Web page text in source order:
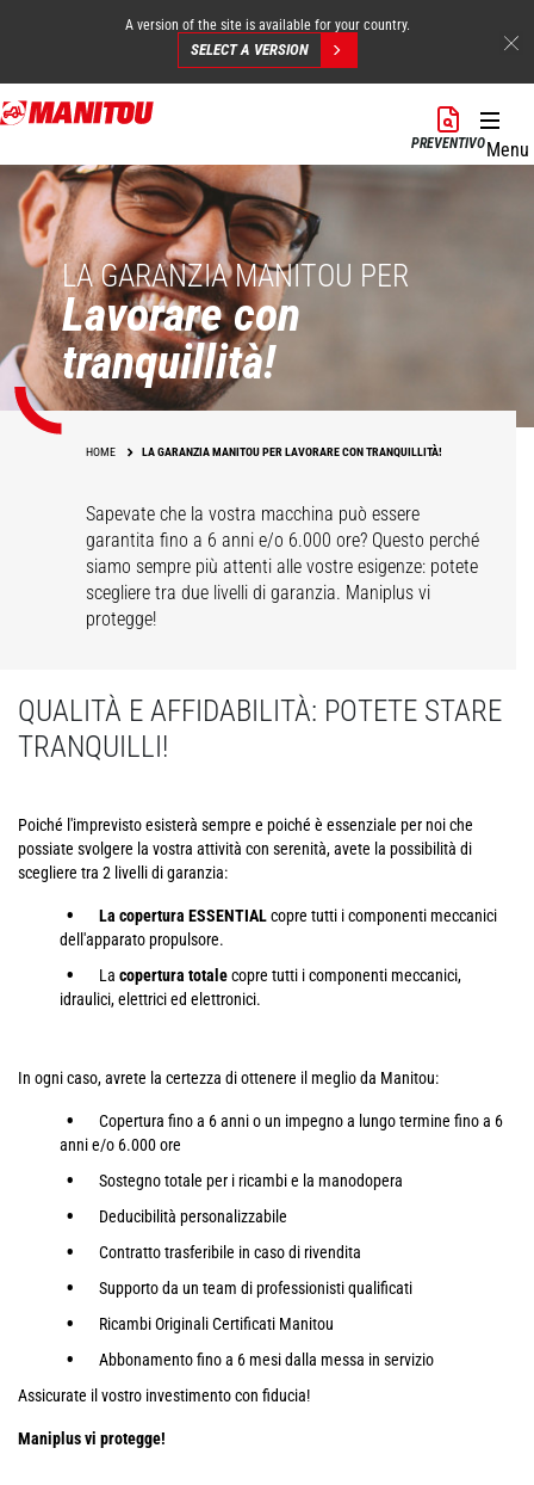
Salta
al
principale
A version of the site is available for your country.
SELECT A VERSION
PREVENTIVOMenu
LA GARANZIA MANITOU PER
Lavorare con
tranquillità!
HOME LA GARANZIA MANITOU PER LAVORARE CON TRANQUILLITÀ!
Sapevate che la vostra macchina può essere
garantita fino a 6 anni e/o 6.000 ore? Questo perché
siamo sempre più attenti alle vostre esigenze: potete
scegliere tra due livelli di garanzia. Maniplus vi
protegge!
QUALITÀ E AFFIDABILITÀ: POTETE STARE
TRANQUILLI!
Poiché l'imprevisto esisterà sempre e poiché è essenziale per noi che
possiate svolgere la vostra attività con serenità, avete la possibilità di
scegliere tra 2 livelli di garanzia:
La copertura ESSENTIALcopre tutti i componenti meccanici
dell'apparato propulsore.
La copertura totalecopre tutti i componenti meccanici,
idraulici, elettrici ed elettronici.
In ogni caso, avrete la certezza di ottenere il meglio da Manitou:
Copertura fino a 6 anni o un impegno a lungo termine fino a 6
anni e/o 6.000 ore
Sostegno totale per i ricambi e la manodopera
Deducibilità personalizzabile
Contratto trasferibile in caso di rivendita
Supporto da un team di professionisti qualificati
Ricambi Originali Certificati Manitou
Abbonamento fino a 6 mesi dalla messa in servizio
Assicurate il vostro investimento con fiducia!
Maniplus vi protegge!